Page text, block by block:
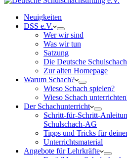
Neuigkeiten
DSS e.V.
Wer wir sind
Was wir tun
Satzung
Die Deutsche
Zur alten Homepage
Warum Schach?
Wieso Schach spielen?
Wieso Schach
Der Schachunterricht
Schritt-für-Schritt-
Schulschach-AG
Tipps und Tricks für
Unterrichtsmaterial
Angebote für Lehrkräfte